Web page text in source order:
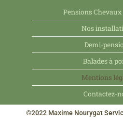
Pensions Chevaux
Nos
Demi-
Balades à
Mentions
Contactez-
©2022 Maxime Nourygat